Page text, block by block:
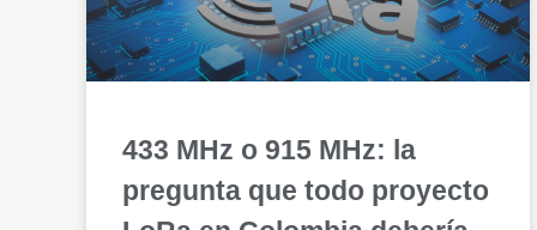
433 MHz o 915 MHz: la
pregunta que todo proyecto